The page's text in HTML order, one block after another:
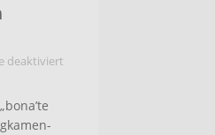
deaktiviert